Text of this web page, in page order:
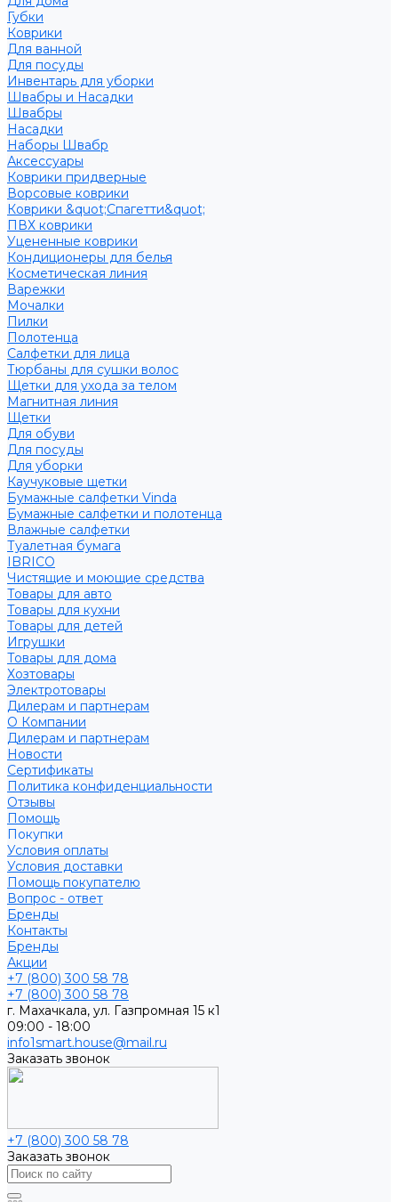
Губки
Коврики
Для ванной
Для посуды
Инвентарь для уборки
Швабры и Насадки
Швабры
Насадки
Наборы Швабр
Аксессуары
Коврики придверные
Ворсовые коврики
Коврики &quot;Спагетти&quot;
ПВХ коврики
Уцененные коврики
Кондиционеры для белья
Косметическая линия
Варежки
Мочалки
Пилки
Полотенца
Салфетки для лица
Тюрбаны для сушки волос
Щетки для ухода за телом
Магнитная линия
Щетки
Для обуви
Для посуды
Для уборки
Каучуковые щетки
Бумажные салфетки Vinda
Бумажные салфетки и полотенца
Влажные салфетки
Туалетная бумага
IBRICO
Чистящие и моющие средства
Товары для авто
Товары для кухни
Товары для детей
Игрушки
Товары для дома
Хозтовары
Электротовары
Дилерам и партнерам
О Компании
Дилерам и партнерам
Новости
Сертификаты
Политика конфиденциальности
Отзывы
Помощь
Покупки
Условия оплаты
Условия доставки
Помощь покупателю
Вопрос - ответ
Бренды
Контакты
Бренды
Акции
+7 (800) 300 58 78
+7 (800) 300 58 78
г. Махачкала, ул. Газпромная 15 к1
09:00 - 18:00
info1smart.house@mail.ru
Заказать звонок
+7 (800) 300 58 78
Заказать звонок